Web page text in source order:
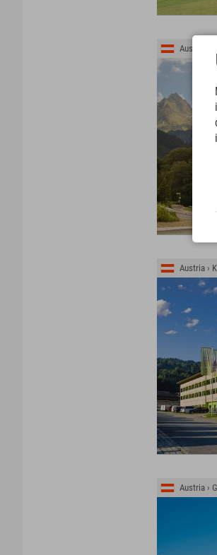
Austria ›
Austria ›
Austria ›